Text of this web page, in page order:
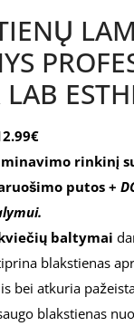
rinkinį
putos +
baltymai
blakstienas
bei atkuria
blakstienas